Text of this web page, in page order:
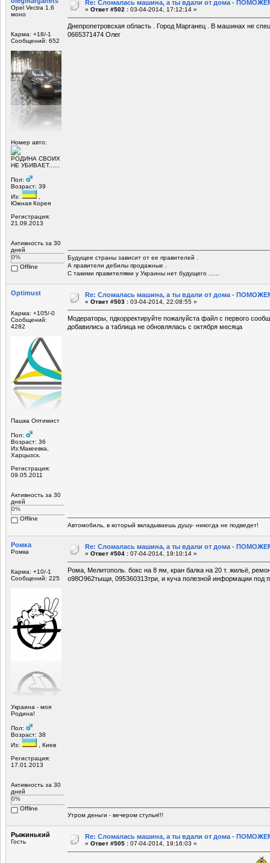
Opel Vectra 1.6
моно
Карма: +18/-1
Сообщений: 652
Номер авто:
РОДИНА СВОИХ
НЕ УБИВАЕТ......
Пол:
Возраст: 39
Из:
Южная Корея
Регистрация:
21.09.2013
Активность за 30
дней
0%
Offline
Re: Сломалась машина, а ты вдали от дома -
« Ответ #502 : 03-04-2014, 17:12:14 »
Днепропетровская область . Город Марганец . В машинах не
0665371474 Олег
Будущее страны зависит от ее правителей .
А правители дебилы продажные .
С такими правителями у Украины нет будущего ......
Optimust
Карма: +105/-0
Сообщений:
4282
Пашка Оптимист
Пол:
Возраст: 36
Из:Макеевка,
Харцызск.
Регистрация:
09.05.2011
Активность за 30
дней
0%
Offline
Re: Сломалась машина, а ты вдали от дома -
« Ответ #503 : 03-04-2014, 22:08:55 »
Модераторы, пдкорректируйте пожалуйста файл с первого
добавились а таблица не обновлялась с октября месяца
Автомобиль, в который вкладываешь душу- никогда не подведет!
Ромка
Ромка
Карма: +10/-1
Сообщений: 225
Украина - моя
Родина!
Пол:
Возраст: 38
Из:
, Киев
Регистрация:
17.01.2013
Активность за 30
дней
0%
Offline
Re: Сломалась машина, а ты вдали от дома -
« Ответ #504 : 07-04-2014, 19:10:14 »
Рома, Мелитополь. бокс на 8 ям, кран балка на 20 т. жильё,
о98О962тыщи, 095360313три, и куча полезной информации под
Утром деньги - вечером стулья!!!
Рыжинький
Гость
Re: Сломалась машина, а ты вдали от дома -
« Ответ #505 : 07-04-2014, 19:16:03 »